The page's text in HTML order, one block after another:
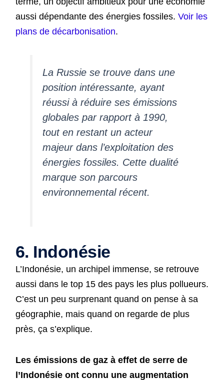
aussi dépendante des énergies fossiles. Voir les
plans de décarbonisation.
La Russie se trouve dans une
position intéressante, ayant
réussi à réduire ses émissions
globales par rapport à 1990,
tout en restant un acteur
majeur dans l’exploitation des
énergies fossiles. Cette dualité
marque son parcours
environnemental récent.
6. Indonésie
L’Indonésie, un archipel immense, se retrouve
aussi dans le top 15 des pays les plus pollueurs.
C’est un peu surprenant quand on pense à sa
géographie, mais quand on regarde de plus
près, ça s’explique.
Les émissions de gaz à effet de serre de
l’Indonésie ont connu une augmentation